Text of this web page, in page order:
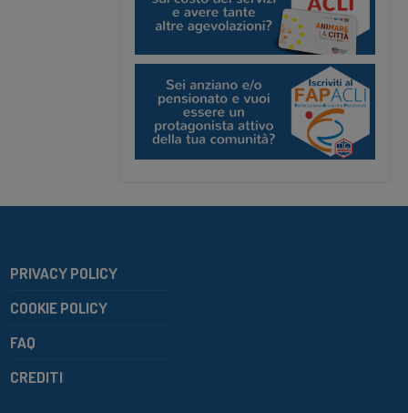
PRIVACY POLICY
COOKIE POLICY
FAQ
CREDITI